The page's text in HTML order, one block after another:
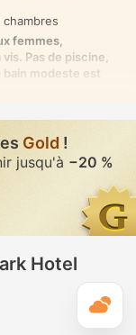
femmes,
Pas de piscine,
bain modeste est
Gold !
jusqu'à −20 %
Hotel